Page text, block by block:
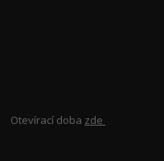
Otevírací doba zde